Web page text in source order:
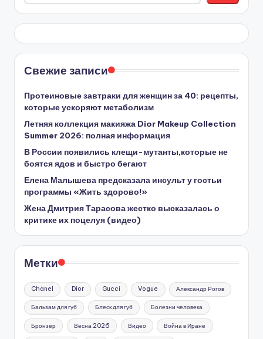
Свежие записи
Протеиновые завтраки для женщин за 40: рецепты,
которые ускоряют метаболизм
Летняя коллекция макияжа Dior Makeup Collection
Summer 2026: полная информация
В России появились клещи-мутанты,которые не
боятся ядов и быстро бегают
Елена Малышева предсказала инсульт у гостьи
программы «Жить здорово!»
Жена Дмитрия Тарасова жестко высказалась о
критике их поцелуя (видео)
Метки
Chanel Dior Gucci Vogue Александр Рогов
Бальзам для губ Блеск для губ Болезни человека
Бронзер Весна 2026 Видео Война в Иране